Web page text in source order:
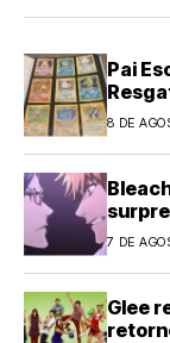
Pai
8 DE
7 DE
Glee